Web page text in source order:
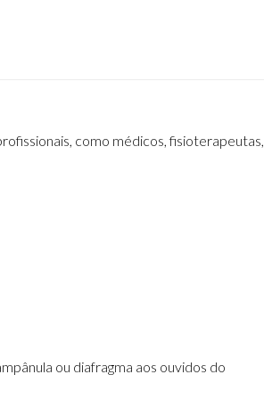
como médicos, fisioterapeutas,
ou diafragma aos ouvidos do